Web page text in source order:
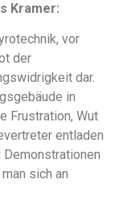
Kramer:
vor
der
dar.
in
Frustration, Wut
entladen
sich an